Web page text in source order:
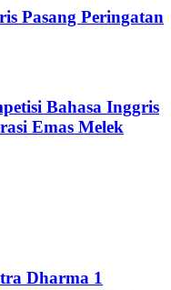
Pasang Peringatan
Bahasa Inggris
Emas Melek
Dharma 1